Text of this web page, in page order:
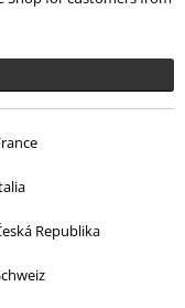
Republika
Ryggmärken